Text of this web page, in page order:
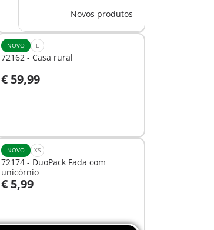
Novos produtos
NOVO L
72162 - Casa rural
€ 59,99
Ao carrinho
NOVO XS
72174 - DuoPack Fada com
unicórnio
€ 5,99
disponível